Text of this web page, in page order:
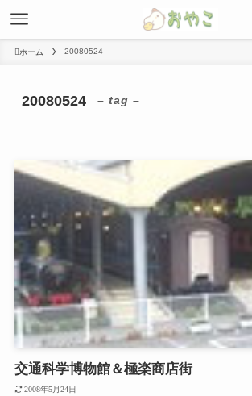
ホーム 20080524
20080524 – tag –
交通科学博物館＆極楽商店街
2008年5月24日